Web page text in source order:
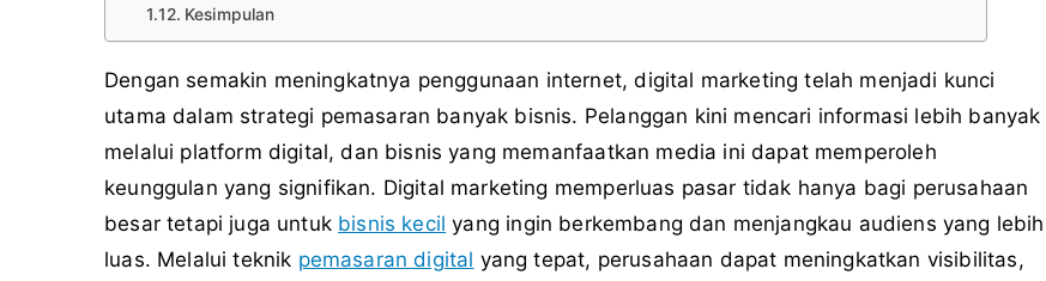
Kesimpulan
Dengan semakin meningkatnya penggunaan internet, digital marketing telah menjadi kunci
utama dalam strategi pemasaran banyak bisnis. Pelanggan kini mencari informasi lebih banyak
melalui platform digital, dan bisnis yang memanfaatkan media ini dapat memperoleh
keunggulan yang signifikan. Digital marketing memperluas pasar tidak hanya bagi perusahaan
besar tetapi juga untuk bisnis kecil yang ingin berkembang dan menjangkau audiens yang lebih
luas. Melalui teknik pemasaran digital yang tepat, perusahaan dapat meningkatkan visibilitas,